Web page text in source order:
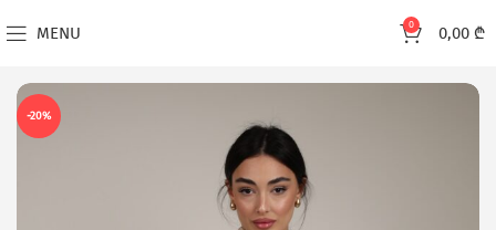
MENU 0 0,00 ₾
-20%